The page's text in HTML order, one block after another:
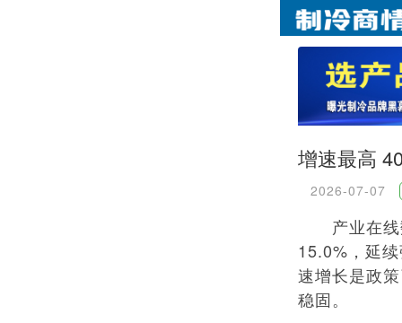
增速最高
2026-07-07
产业在线
15.0%，延
速增长是政
稳固。